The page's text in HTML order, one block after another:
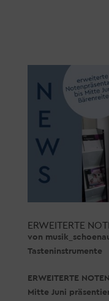
ERWEITERTE
von
Tasteninstrumente
ERWEITERTE
Mitte Juni